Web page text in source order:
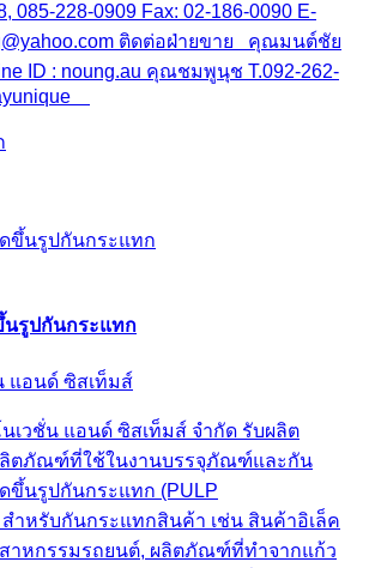
085-228-0909 Fax: 02-186-0090 E-
ติดต่อฝ่ายขาย คุณมนต์ชัย
ID : noung.au คุณชมพูนุช T.092-262-
นรูปกันกระแทก
แอนด์ ซิสเท็มส์
เวชั่น แอนด์ ซิสเท็มส์ จำกัด รับผลิต
ลิตภัณฑ์ที่ใช้ในงานบรรจุภัณฑ์และกัน
ขึ้นรูปกันกระแทก (PULP
สำหรับกันกระแทกสินค้า เช่น สินค้าอิเล็ค
าหกรรมรถยนต์, ผลิตภัณฑ์ที่ทำจากแก้ว